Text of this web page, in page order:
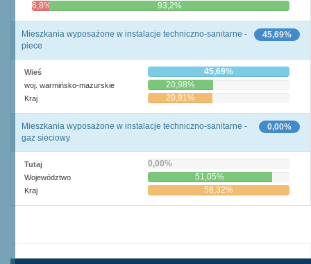
6,8% 93,2%
45,69%
Mieszkania wyposażone w instalacje techniczno-sanitarne -
piece
Wieś 45,69%
woj. warmińsko-mazurskie 20,98%
Kraj 20,91%
0,00%
Mieszkania wyposażone w instalacje techniczno-sanitarne -
gaz sieciowy
Tutaj 0,00%
Województwo 51,05%
Kraj 58,32%